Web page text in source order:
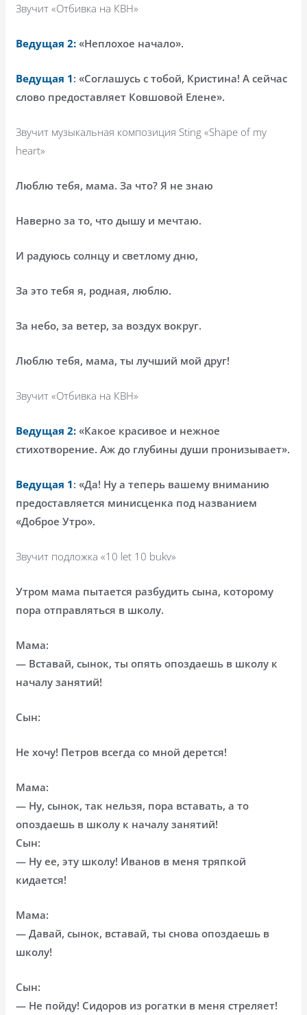
Звучит «Отбивка на КВН»
Ведущая 2: «Неплохое начало».
Ведущая 1: «Соглашусь с тобой, Кристина! А сейчас
слово предоставляет Ковшовой Елене».
Звучит музыкальная композиция Sting «Shape of my
heart»
Люблю тебя, мама. За что? Я не знаю
Наверно за то, что дышу и мечтаю.
И радуюсь солнцу и светлому дню,
За это тебя я, родная, люблю.
За небо, за ветер, за воздух вокруг.
Люблю тебя, мама, ты лучший мой друг!
Звучит «Отбивка на КВН»
Ведущая 2: «Какое красивое и нежное
стихотворение. Аж до глубины души пронизывает».
Ведущая 1: «Да! Ну а теперь вашему вниманию
предоставляется минисценка под названием
«Доброе Утро».
Звучит подложка «10 let 10 bukv»
Утром мама пытается разбудить сына, которому
пора отправляться в школу.
Мама:
— Вставай, сынок, ты опять опоздаешь в школу к
началу занятий!
Сын:
Не хочу! Петров всегда со мной дерется!
Мама:
— Ну, сынок, так нельзя, пора вставать, а то
опоздаешь в школу к началу занятий!
Сын:
— Ну ее, эту школу! Иванов в меня тряпкой
кидается!
Мама:
— Давай, сынок, вставай, ты снова опоздаешь в
школу!
Сын:
— Не пойду! Сидоров из рогатки в меня стреляет!